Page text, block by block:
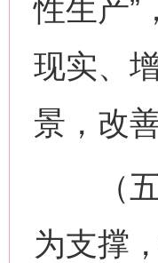
性生产”
现实、
景，改
（五
为支撑